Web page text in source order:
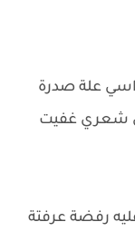
علة صدرة
شعري غفيت
رفضة عرفتة